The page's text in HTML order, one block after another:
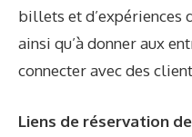
billets et d’expériences
ainsi qu’à donner aux
connecter avec des
Liens de réservation